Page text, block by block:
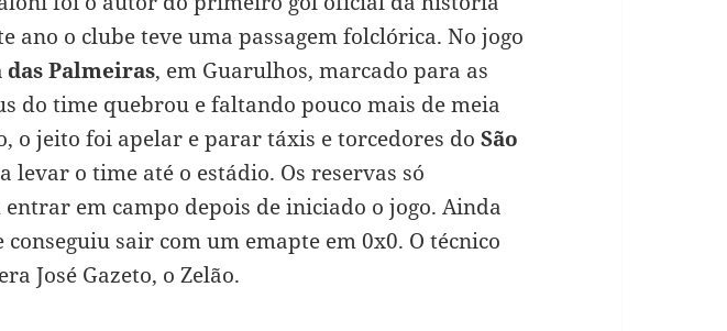
ano o clube teve uma passagem folclórica. No jogo
das Palmeiras, em Guarulhos, marcado para as
do time quebrou e faltando pouco mais de meia
o jeito foi apelar e parar táxis e torcedores do São
levar o time até o estádio. Os reservas só
entrar em campo depois de iniciado o jogo. Ainda
conseguiu sair com um emapte em 0x0. O técnico
José Gazeto, o Zelão.